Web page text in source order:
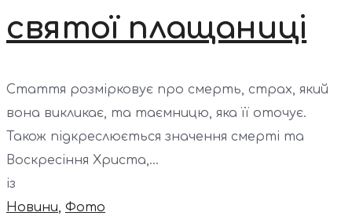
святої плащаниці
Стаття розмірковує про смерть, страх, який
вона викликає, та таємницю, яка її оточує.
Також підкреслюється значення смерті та
Воскресіння Христа,...
із
Новини, Фото